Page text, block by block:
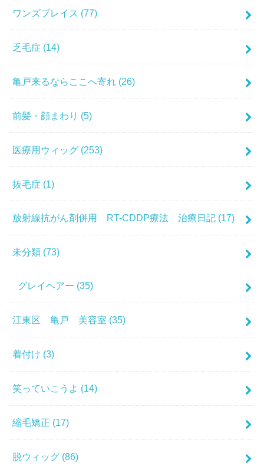
ワンズプレイス (77)
乏毛症 (14)
亀戸来るならここへ寄れ (26)
前髪・顔まわり (5)
医療用ウィッグ (253)
抜毛症 (1)
放射線抗がん剤併用 RT-CDDP療法 治療日記 (17)
未分類 (73)
グレイヘアー (35)
江東区 亀戸 美容室 (35)
着付け (3)
笑っていこうよ (14)
縮毛矯正 (17)
脱ウィッグ (86)